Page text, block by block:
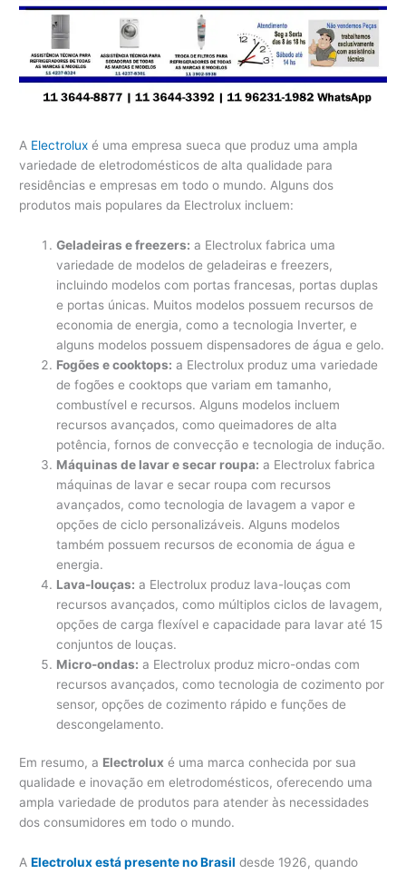
A Electrolux é uma empresa sueca que produz uma ampla
variedade de eletrodomésticos de alta qualidade para
residências e empresas em todo o mundo. Alguns dos
produtos mais populares da Electrolux incluem:
Geladeiras e freezers: a Electrolux fabrica uma
variedade de modelos de geladeiras e freezers,
incluindo modelos com portas francesas, portas duplas
e portas únicas. Muitos modelos possuem recursos de
economia de energia, como a tecnologia Inverter, e
alguns modelos possuem dispensadores de água e gelo.
Fogões e cooktops: a Electrolux produz uma variedade
de fogões e cooktops que variam em tamanho,
combustível e recursos. Alguns modelos incluem
recursos avançados, como queimadores de alta
potência, fornos de convecção e tecnologia de indução.
Máquinas de lavar e secar roupa: a Electrolux fabrica
máquinas de lavar e secar roupa com recursos
avançados, como tecnologia de lavagem a vapor e
opções de ciclo personalizáveis. Alguns modelos
também possuem recursos de economia de água e
energia.
Lava-louças: a Electrolux produz lava-louças com
recursos avançados, como múltiplos ciclos de lavagem,
opções de carga flexível e capacidade para lavar até 15
conjuntos de louças.
Micro-ondas: a Electrolux produz micro-ondas com
recursos avançados, como tecnologia de cozimento por
sensor, opções de cozimento rápido e funções de
descongelamento.
Em resumo, a Electrolux é uma marca conhecida por sua
qualidade e inovação em eletrodomésticos, oferecendo uma
ampla variedade de produtos para atender às necessidades
dos consumidores em todo o mundo.
AElectrolux está presente no Brasil desde 1926, quando